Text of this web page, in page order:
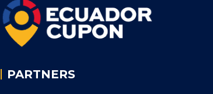
PARTNERS